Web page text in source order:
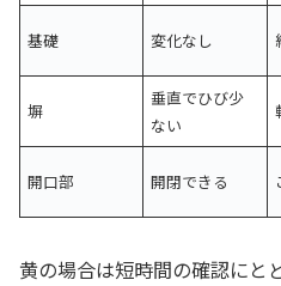
基礎 変化なし
塀
垂直でひび少
ない
開口部 開閉できる
黄の場合は短時間の確認にと